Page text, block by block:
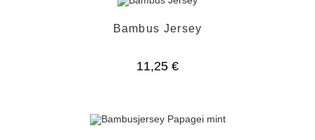
Bambus Jersey
11,25 €